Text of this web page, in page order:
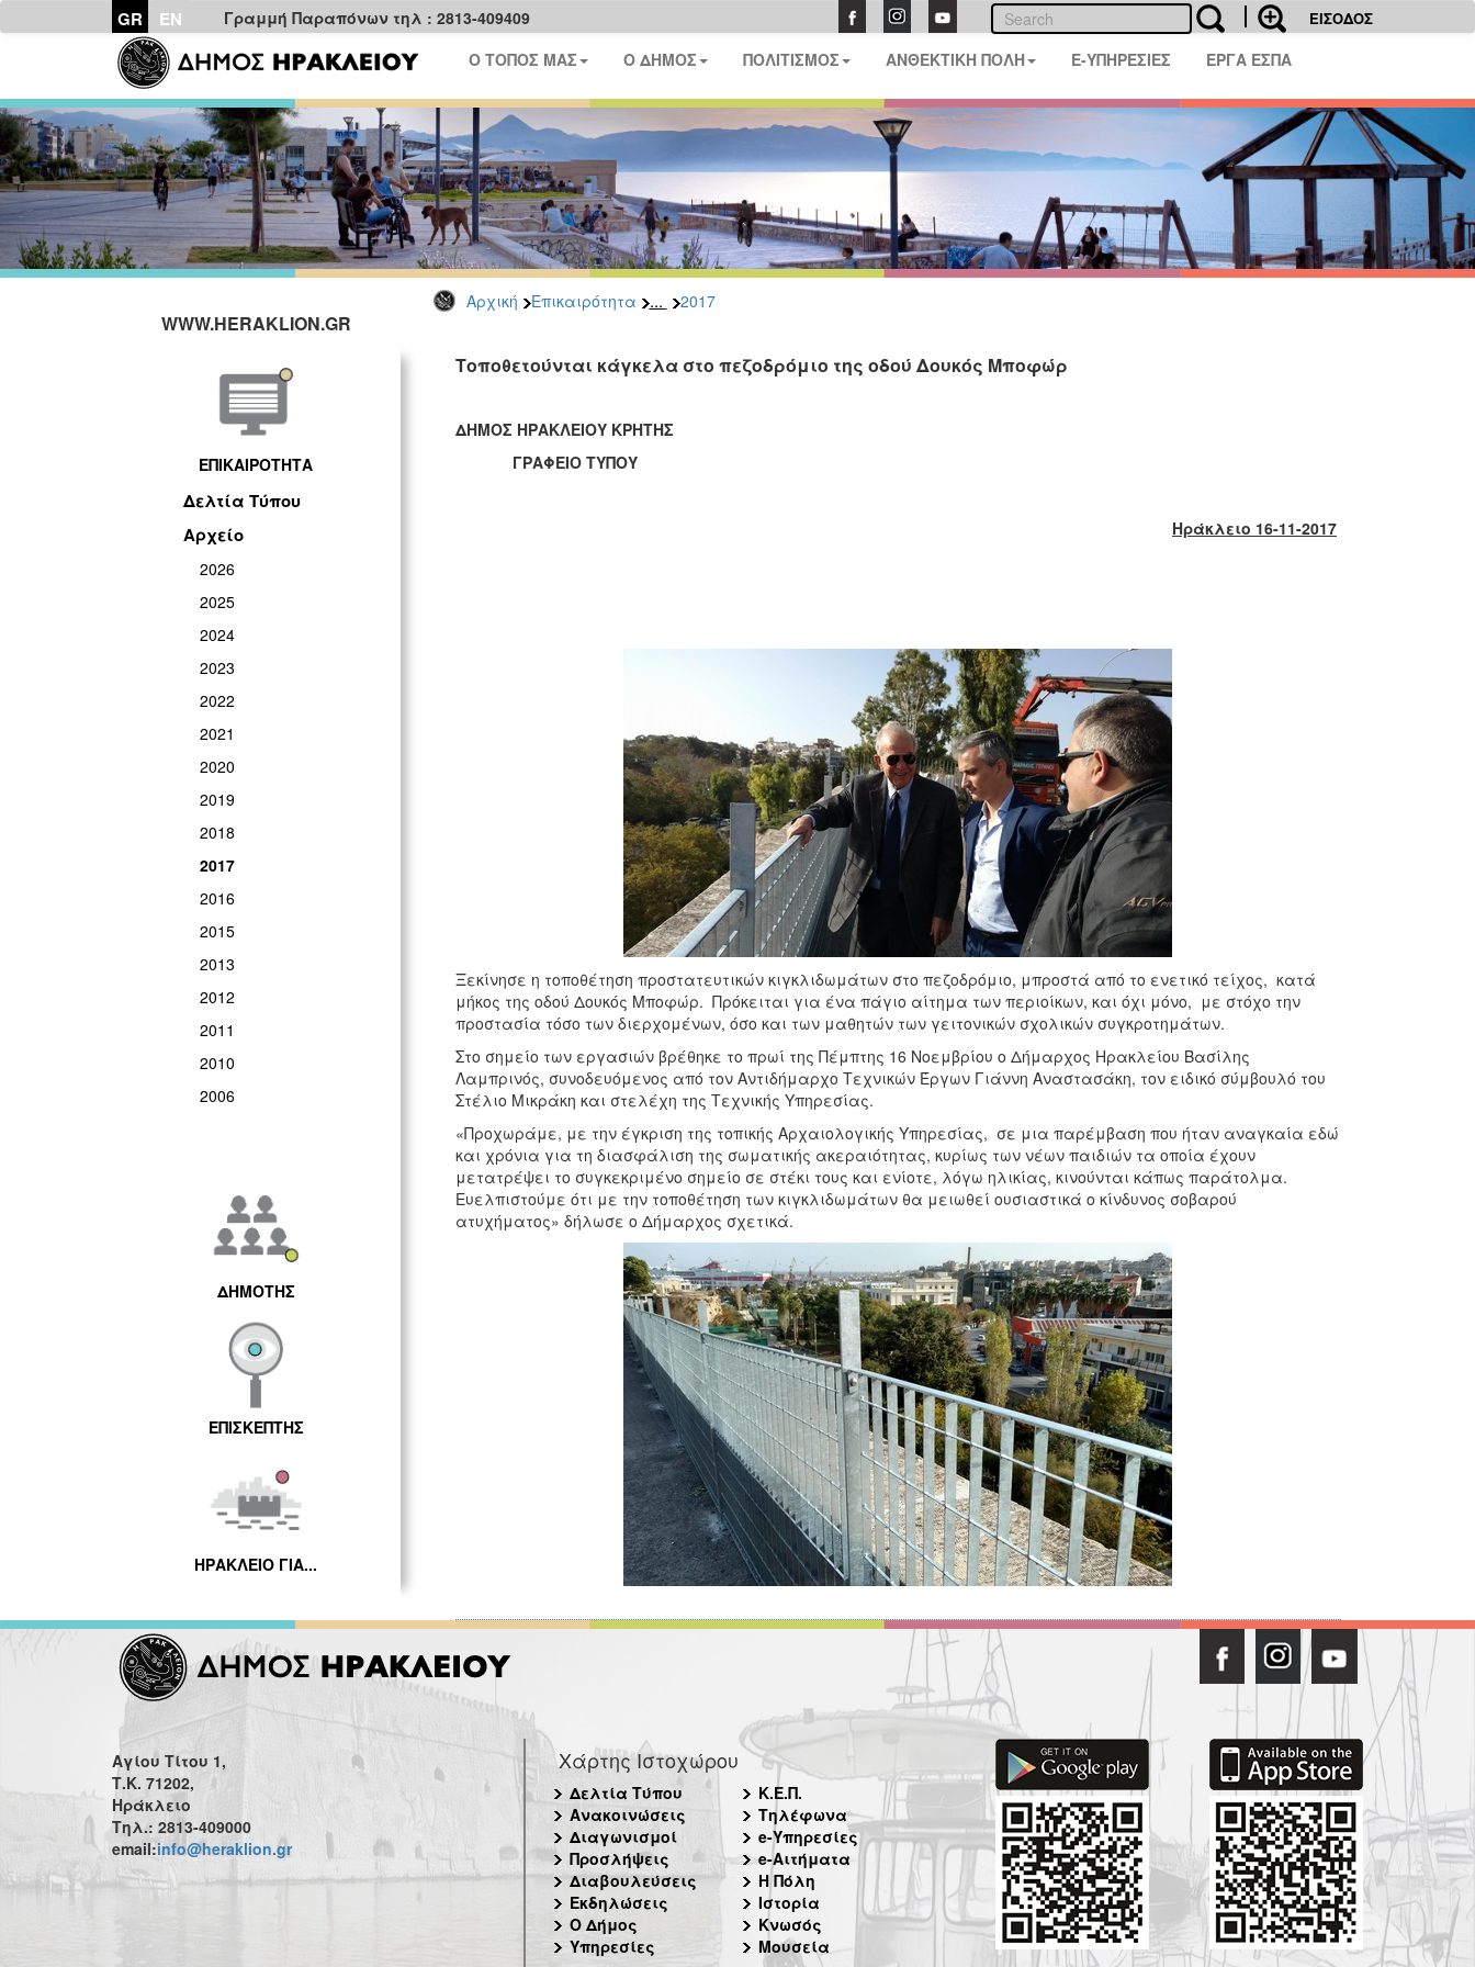
GR EN Γραμμή Παραπόνων τηλ : 2813-409409 ΕΙΣΟΔΟΣ
Ο ΤΟΠΟΣ ΜΑΣ Ο ΔΗΜΟΣ ΠΟΛΙΤΙΣΜΟΣ ΑΝΘΕΚΤΙΚΗ ΠΟΛΗ E-ΥΠΗΡΕΣΙΕΣ ΕΡΓΑ ΕΣΠΑ
Αρχική Επικαιρότητα ... 2017
WWW.HERAKLION.GR
ΕΠΙΚΑΙΡΟΤΗΤΑ
Δελτία Τύπου
Αρχείο
2026
2025
2024
2023
2022
2021
2020
2019
2018
2017
2016
2015
2013
2012
2011
2010
2006
ΔΗΜΟΤΗΣ
ΕΠΙΣΚΕΠΤΗΣ
ΗΡΑΚΛΕΙΟ ΓΙΑ...
Τοποθετούνται κάγκελα στο πεζοδρόμιο της οδού Δουκός Μποφώρ
ΔΗΜΟΣ ΗΡΑΚΛΕΙΟΥ ΚΡΗΤΗΣ
ΓΡΑΦΕΙΟ ΤΥΠΟΥ
Ηράκλειο 16-11-2017
Ξεκίνησε η τοποθέτηση προστατευτικών κιγκλιδωμάτων στο πεζοδρόμιο, μπροστά από το ενετικό τείχος, κατά
μήκος της οδού Δουκός Μποφώρ. Πρόκειται για ένα πάγιο αίτημα των περιοίκων, και όχι μόνο, με στόχο την
προστασία τόσο των διερχομένων, όσο και των μαθητών των γειτονικών σχολικών συγκροτημάτων.
Στο σημείο των εργασιών βρέθηκε το πρωί της Πέμπτης 16 Νοεμβρίου ο Δήμαρχος Ηρακλείου Βασίλης
Λαμπρινός, συνοδευόμενος από τον Αντιδήμαρχο Τεχνικών Έργων Γιάννη Αναστασάκη, τον ειδικό σύμβουλό του
Στέλιο Μικράκη και στελέχη της Τεχνικής Υπηρεσίας.
«Προχωράμε, με την έγκριση της τοπικής Αρχαιολογικής Υπηρεσίας, σε μια παρέμβαση που ήταν αναγκαία εδώ
και χρόνια για τη διασφάλιση της σωματικής ακεραιότητας, κυρίως των νέων παιδιών τα οποία έχουν
μετατρέψει το συγκεκριμένο σημείο σε στέκι τους και ενίοτε, λόγω ηλικίας, κινούνται κάπως παράτολμα.
Ευελπιστούμε ότι με την τοποθέτηση των κιγκλιδωμάτων θα μειωθεί ουσιαστικά ο κίνδυνος σοβαρού
ατυχήματος» δήλωσε ο Δήμαρχος σχετικά.
Αγίου Τίτου 1,
Τ.Κ. 71202,
Ηράκλειο
Τηλ.: 2813-409000
email:info@heraklion.gr
Χάρτης Ιστοχώρου
Δελτία Τύπου
Ανακοινώσεις
Διαγωνισμοί
Προσλήψεις
Διαβουλεύσεις
Εκδηλώσεις
Ο Δήμος
Υπηρεσίες
Κ.Ε.Π.
Τηλέφωνα
e-Υπηρεσίες
e-Αιτήματα
Η Πόλη
Ιστορία
Κνωσός
Μουσεία